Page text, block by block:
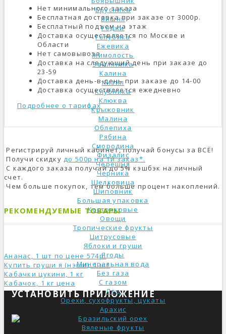
Брусника
Вишня
Годжи
Голубика
Ежевика
Жимолость
Земляника
Калина
Кизил
Клубника
Клюква
Крыжовник
Малина
Облепиха
Рябина
Смородина
Физалис
Черешня
Черника
Шелковица
Шиповник
Большая упаковка
Косточковые
Овощи
Тропические фрукты
Цитрусовые
Яблоки и груши
Ягоды
Минеральная вода
Без газа
С газом
Лёд
Орехи, сухофрукты, цукаты
Арахис
Бразильский орех
Вяленые фрукты
Нет минимального заказа
Бесплатная доставка при заказе от 3000р.
Бесплатный подъем на этаж
Доставка осуществляется по Москве и
Области
Нет самовывоза
Доставка на следующий день при заказе до
23-59
Доставка день-в-день при заказе до 14-00
Доставка осуществляется ежедневно
Подробнее о тарифах
Регистрируй личный кабинет, получай бонусы за ВСЁ!
Получи скидкудо 500р на 1й заказ*.
С каждого заказа получай до 5% кэшбэк на личный
счет.
Чем больше покупок, тем больше процент накоплений.
РЕКОМЕНДУЕМЫЕ ТОВАРЫ
Ананас, 1 шт по цене 574р.
Купить груши я (нэши), 1 шт
Кабачки цукини, 1 кг
Кабачок, 1 кг ценa
УСТАНОВИТЬ ПРИЛОЖЕНИЕ